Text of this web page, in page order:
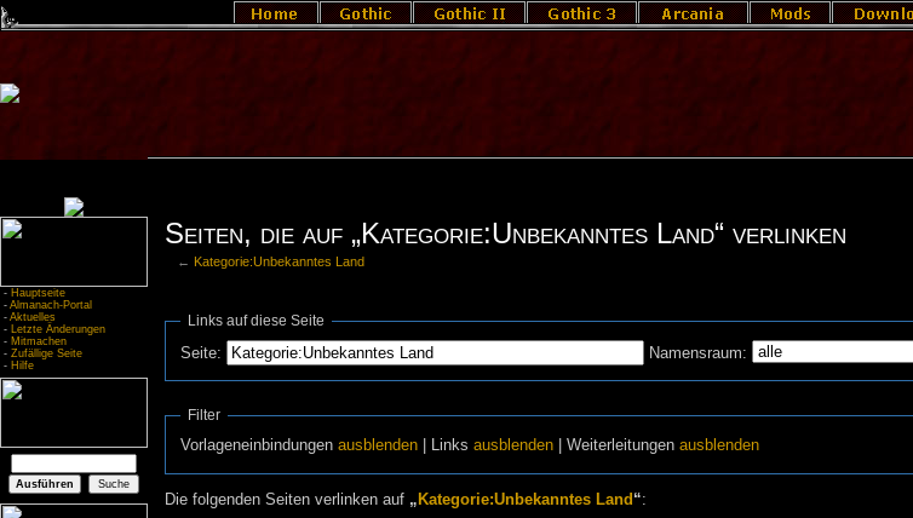
- Hauptseite
- Almanach-Portal
- Aktuelles
- Letzte Änderungen
- Mitmachen
- Zufällige Seite
- Hilfe
Seiten, die auf „Kategorie:Unbekanntes Land“ verlinken
← Kategorie:Unbekanntes Land
Links auf diese Seite
Seite:
Namensraum:
Filter
Vorlageneinbindungenausblenden | Linksausblenden | Weiterleitungenausblenden
Die folgenden Seiten verlinken auf „ Kategorie:Unbekanntes Land “: